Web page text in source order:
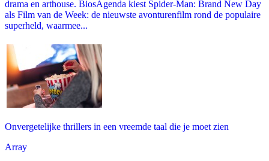
drama en arthouse. BiosAgenda kiest Spider-Man: Brand New Day
als Film van de Week: de nieuwste avonturenfilm rond de populaire
superheld, waarmee...
Onvergetelijke thrillers in een vreemde taal die je moet zien
Array